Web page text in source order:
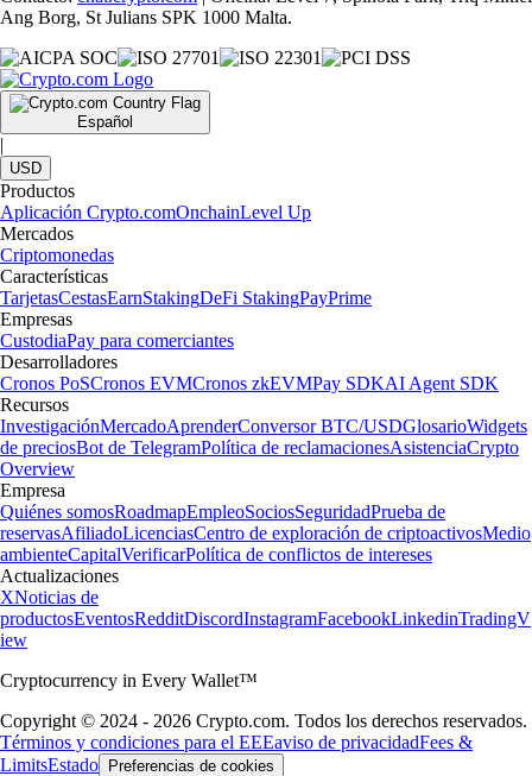
Ang Borg, St Julians SPK 1000 Malta.
Español
|
USD
Productos
Aplicación Crypto.comOnchainLevel Up
Mercados
Criptomonedas
Características
TarjetasCestasEarnStakingDeFi StakingPayPrime
Empresas
CustodiaPay para comerciantes
Desarrolladores
Cronos PoSCronos EVMCronos zkEVMPay SDKAI Agent SDK
Recursos
InvestigaciónMercadoAprenderConversor BTC/USDGlosarioWidgets
de preciosBot de TelegramPolítica de reclamacionesAsistenciaCrypto
Overview
Empresa
Quiénes somosRoadmapEmpleoSociosSeguridadPrueba de
reservasAfiliadoLicenciasCentro de exploración de criptoactivosMedio
ambienteCapitalVerificarPolítica de conflictos de intereses
Actualizaciones
XNoticias de
productosEventosRedditDiscordInstagramFacebookLinkedinTradingV
iew
Cryptocurrency in Every Wallet™
Copyright © 2024 - 2026 Crypto.com. Todos los derechos reservados.
Términos y condiciones para el EEEaviso de privacidadFees &
LimitsEstado Preferencias de cookies